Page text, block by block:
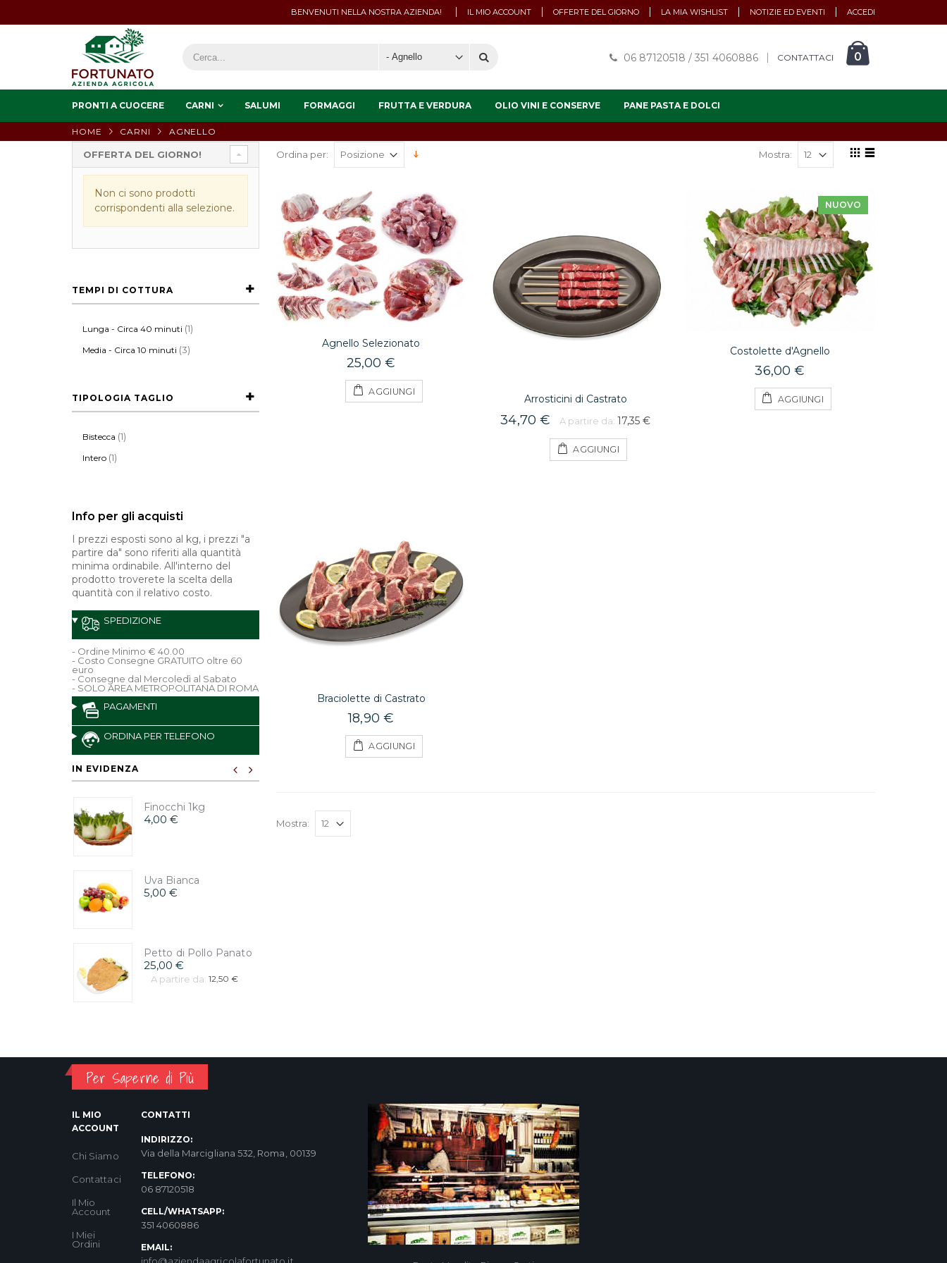
IL MIO ACCOUNT OFFERTE DEL GIORNO LA MIA WISHLIST NOTIZIE ED EVENTI ACCEDI
BENVENUTI NELLA NOSTRA AZIENDA!
06 87120518 / 351 4060886 CONTATTACI 0
PRONTI A CUOCERE CARNI SALUMI FORMAGGI FRUTTA E VERDURA OLIO VINI E CONSERVE PANE PASTA E DOLCI
HOME CARNI AGNELLO
Ordina per: Mostra:
Agnello Selezionato
25,00 €
AGGIUNGI
Arrosticini di Castrato
34,70 € A partire da: 17,35 €
AGGIUNGI
NUOVO
Costolette d'Agnello
36,00 €
AGGIUNGI
Braciolette di Castrato
18,90 €
AGGIUNGI
Mostra:
OFFERTA DEL GIORNO!
Non ci sono prodotti
corrispondenti alla selezione.
TEMPI DI COTTURA
Lunga - Circa 40 minuti (1)
Media - Circa 10 minuti (3)
TIPOLOGIA TAGLIO
Bistecca (1)
Intero (1)
Info per gli acquisti
I prezzi esposti sono al kg, i prezzi "a
partire da" sono riferiti alla quantità
minima ordinabile. All'interno del
prodotto troverete la scelta della
quantità con il relativo costo.
SPEDIZIONE
- Ordine Minimo € 40.00
- Costo Consegne GRATUITO oltre 60
euro
- Consegne dal Mercoledì al Sabato
- SOLO AREA METROPOLITANA DI ROMA
PAGAMENTI
ORDINA PER TELEFONO
IN EVIDENZA
Finocchi 1kg
4,00 €
Uva Bianca
5,00 €
Petto di Pollo Panato
25,00 €
A partire da: 12,50 €
4,00 €
Per Saperne di Più
IL MIO
ACCOUNT
Chi Siamo
Contattaci
Il Mio
Account
I Miei
Ordini
CONTATTI
INDIRIZZO:
Via della Marcigliana 532, Roma, 00139
TELEFONO:
06 87120518
CELL/WHATSAPP:
351 4060886
EMAIL: